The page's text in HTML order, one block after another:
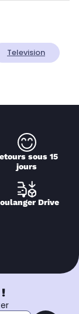
Television
sous 15
jours
Drive